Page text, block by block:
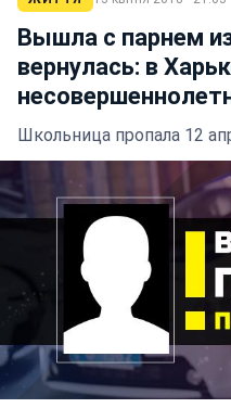
Вышла с парнем
вернулась: в
Школьница пропала 12